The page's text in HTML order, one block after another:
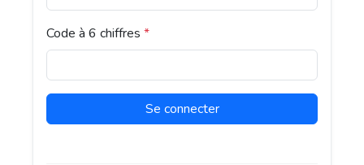
Code à 6 chiffres *
Se connecter